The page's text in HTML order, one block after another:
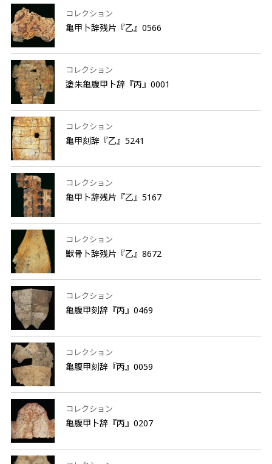
コレクション
亀甲卜辞残片『乙』0566
コレクション
塗朱亀腹甲卜辞『丙』0001
コレクション
亀甲刻辞『乙』5241
コレクション
亀甲卜辞残片『乙』5167
コレクション
獣骨卜辞残片『乙』8672
コレクション
亀腹甲刻辞『丙』0469
コレクション
亀腹甲刻辞『丙』0059
コレクション
亀腹甲卜辞『丙』0207